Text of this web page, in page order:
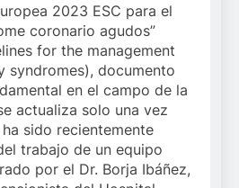
2023 ESC para el
coronario agudos”
for the management
syndromes), documento
en el campo de la
actualiza solo una vez
sido recientemente
trabajo de un equipo
por el Dr. Borja Ibáñez,